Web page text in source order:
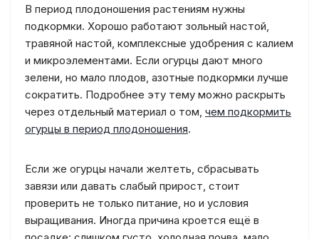
В период плодоношения растениям нужны
подкормки. Хорошо работают зольный настой,
травяной настой, комплексные удобрения с калием
и микроэлементами. Если огурцы дают много
зелени, но мало плодов, азотные подкормки лучше
сократить. Подробнее эту тему можно раскрыть
через отдельный материал о том, чем подкормить
огурцы в период плодоношения.
Если же огурцы начали желтеть, сбрасывать
завязи или давать слабый прирост, стоит
проверить не только питание, но и условия
выращивания. Иногда причина кроется ещё в